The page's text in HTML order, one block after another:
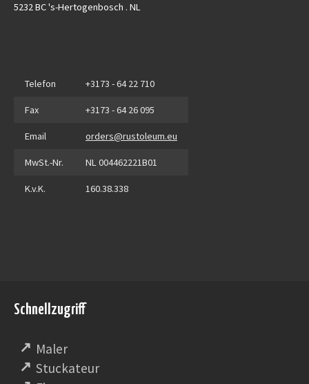
5232 BC 's-Hertogenbosch . NL
Telefon +3173 - 64 22 710
Fax +3173 - 64 26 095
Email orders@rustoleum.eu
MwSt.-Nr. NL 004462221B01
K.v.K. 160.38.338
Schnellzugriff
Maler
Stuckateur